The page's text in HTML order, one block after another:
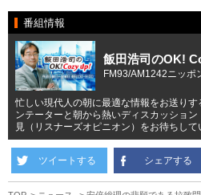
番組情報
飯田浩司のOK!
FM93/AM1242ニッ
忙しい現代人の朝に最適な情報をお送り
ンテーターと朝から熱いディスカッショ
見（リスナーズオピニオン）をお待ちして
ツイートする シェアする